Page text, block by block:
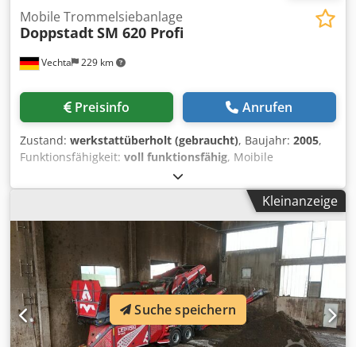
Vechta 229 km
Mobile Trommelsiebanlage
DoppstadtSM 620 Profi
Preisinfo Anrufen
Zustand: werkstattüberholt (gebraucht), Baujahr: 2005,
Funktionsfähigkeit: voll funktionsfähig, Moibile
Trommelsiebanlage DOPPSTADT SM 620 Profi.
Siebtrommellänge: 5,50 m Siebtrommeldurchmesser: 2,00
m Siebtrommellochung: nach Absprache Chjdpfx Aeznk E
Dsbisa
Kleinanzeige
Suche speichern